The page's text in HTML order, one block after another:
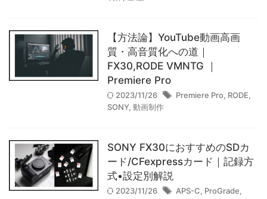
SIRUI SONY TTArtisan
voigtlander(フォクトレンダー) YouTube
カメラの知識
コンパクトデジタルカメラ フルサイズ
マーケティング ミラーレス一眼カメラ レコーダー
レタッチの仕方 レンズの知識 一眼レフカメラ
【方法論】YouTube動画高画
質・高音質化への道｜
FX30,RODE VMNTG ｜
Premiere Pro
2023/11/26 Premiere Pro, RODE,
SONY, 動画制作
SONY FX30におすすめのSDカ
ード/CFexpressカード｜記録方
式•設定別解説
2023/11/26 APS-C, ProGrade,